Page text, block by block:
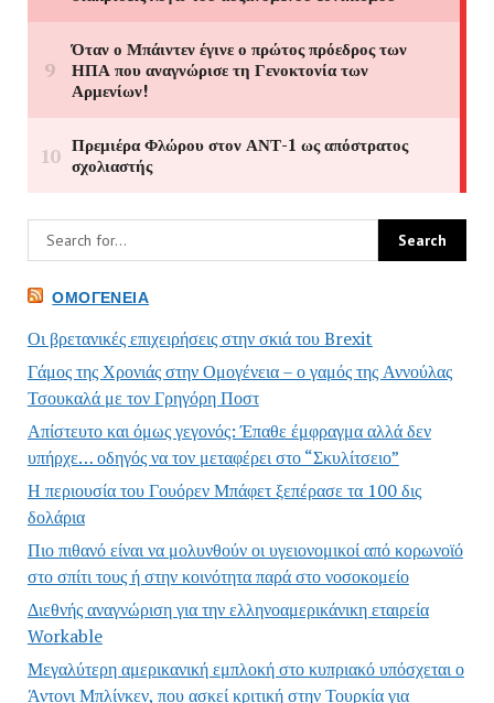
ΟΜΟΓΈΝΕΙΑ
Οι βρετανικές επιχειρήσεις στην σκιά του Brexit
Γάμος της Χρονιάς στην Ομογένεια – ο γαμός της Αννούλας
Τσουκαλά με τον Γρηγόρη Ποστ
Απίστευτο και όμως γεγονός: Έπαθε έμφραγμα αλλά δεν
υπήρχε… οδηγός να τον μεταφέρει στο “Σκυλίτσειο”
Η περιουσία του Γουόρεν Μπάφετ ξεπέρασε τα 100 δις
δολάρια
Πιο πιθανό είναι να μολυνθούν οι υγειονομικοί από κορωνοϊό
στο σπίτι τους ή στην κοινότητα παρά στο νοσοκομείο
Διεθνής αναγνώριση για την ελληνοαμερικάνικη εταιρεία
Workable
Μεγαλύτερη αμερικανική εμπλοκή στο κυπριακό υπόσχεται ο
Άντονι Μπλίνκεν, που ασκεί κριτική στην Τουρκία για